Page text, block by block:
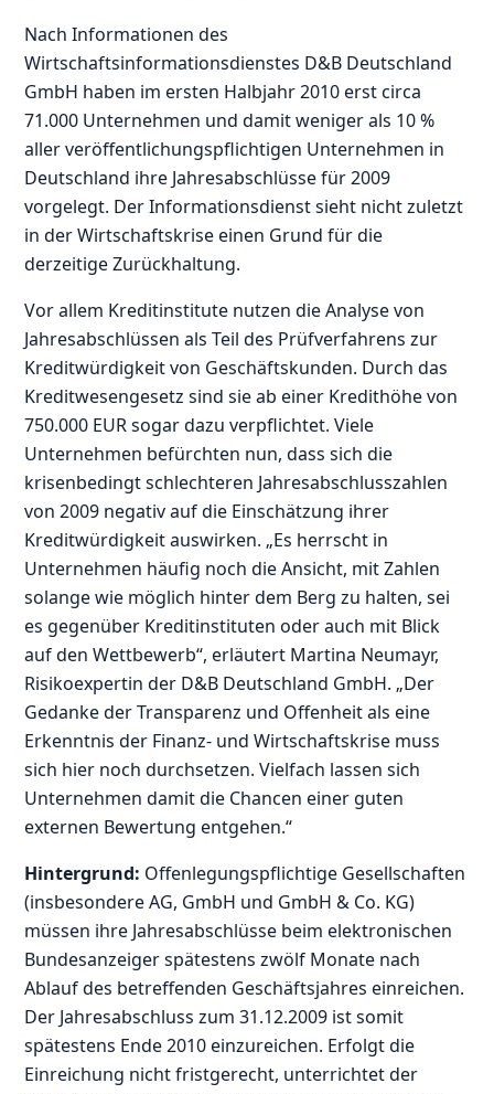
Nach Informationen des
Wirtschaftsinformationsdienstes D&B Deutschland
GmbH haben im ersten Halbjahr 2010 erst circa
71.000 Unternehmen und damit weniger als 10 %
aller veröffentlichungspflichtigen Unternehmen in
Deutschland ihre Jahresabschlüsse für 2009
vorgelegt. Der Informationsdienst sieht nicht zuletzt
in der Wirtschaftskrise einen Grund für die
derzeitige Zurückhaltung.
Vor allem Kreditinstitute nutzen die Analyse von
Jahresabschlüssen als Teil des Prüfverfahrens zur
Kreditwürdigkeit von Geschäftskunden. Durch das
Kreditwesengesetz sind sie ab einer Kredithöhe von
750.000 EUR sogar dazu verpflichtet. Viele
Unternehmen befürchten nun, dass sich die
krisenbedingt schlechteren Jahresabschlusszahlen
von 2009 negativ auf die Einschätzung ihrer
Kreditwürdigkeit auswirken. „Es herrscht in
Unternehmen häufig noch die Ansicht, mit Zahlen
solange wie möglich hinter dem Berg zu halten, sei
es gegenüber Kreditinstituten oder auch mit Blick
auf den Wettbewerb“, erläutert Martina Neumayr,
Risikoexpertin der D&B Deutschland GmbH. „Der
Gedanke der Transparenz und Offenheit als eine
Erkenntnis der Finanz- und Wirtschaftskrise muss
sich hier noch durchsetzen. Vielfach lassen sich
Unternehmen damit die Chancen einer guten
externen Bewertung entgehen.“
Hintergrund: Offenlegungspflichtige Gesellschaften
(insbesondere AG, GmbH und GmbH & Co. KG)
müssen ihre Jahresabschlüsse beim elektronischen
Bundesanzeiger spätestens zwölf Monate nach
Ablauf des betreffenden Geschäftsjahres einreichen.
Der Jahresabschluss zum 31.12.2009 ist somit
spätestens Ende 2010 einzureichen. Erfolgt die
Einreichung nicht fristgerecht, unterrichtet der